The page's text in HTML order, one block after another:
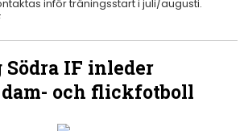
inför träningsstart i juli/augusti.
IF inleder
och flickfotboll